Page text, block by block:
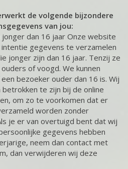
de volgende bijzondere
van jou:
jonger dan 16 jaar Onze website
gegevens te verzamelen
jonger zijn dan 16 jaar. Tenzij ze
of voogd. We kunnen
bezoeker ouder dan 16 is. Wij
te zijn bij de online
om zo te voorkomen dat er
worden zonder
je er van overtuigd bent dat wij
gegevens hebben
neem dan contact met
dan verwijderen wij deze